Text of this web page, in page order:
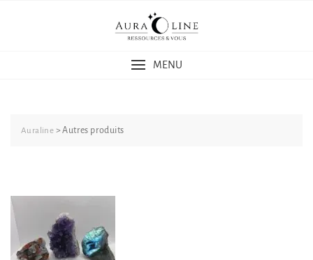
MENU
Auraline >Autres produits